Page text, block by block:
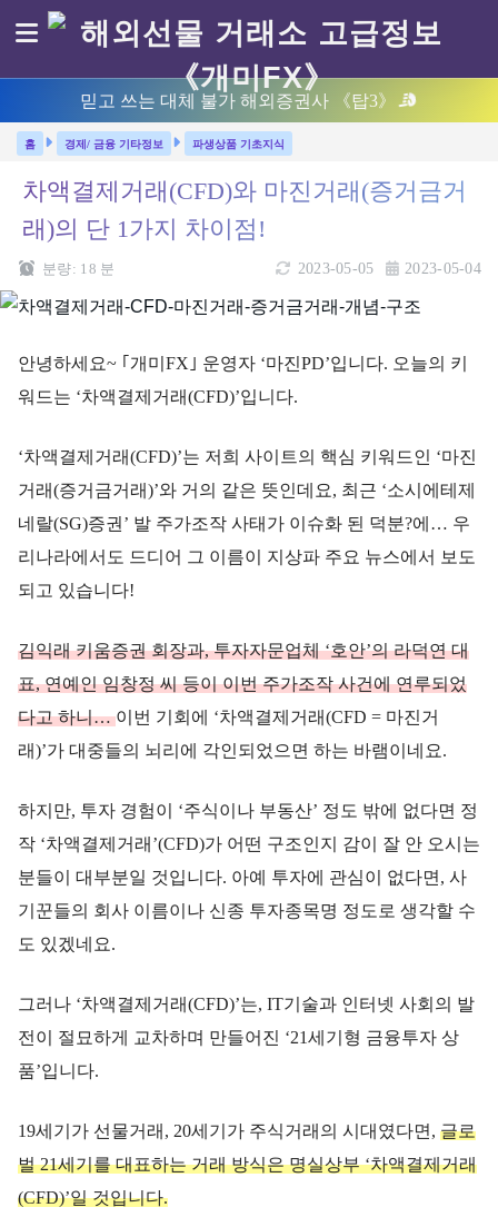
믿고 쓰는 대체 불가 해외증권사 《탑3》
경제/ 금융 기타정보 파생상품 기초지식
차액결제거래(CFD)와 마진거래(증거금거
래)의 단 1가지 차이점!
2023-05-04
2023-05-05
분량: 18 분
안녕하세요~ ｢개미FX｣ 운영자 ‘마진PD’입니다. 오늘의 키
워드는 ‘차액결제거래(CFD)’입니다.
‘차액결제거래(CFD)’는 저희 사이트의 핵심 키워드인 ‘마진
거래(증거금거래)’와 거의 같은 뜻인데요, 최근 ‘소시에테제
네랄(SG)증권’ 발 주가조작 사태가 이슈화 된 덕분?에… 우
리나라에서도 드디어 그 이름이 지상파 주요 뉴스에서 보도
되고 있습니다!
김익래 키움증권 회장과, 투자자문업체 ‘호안’의 라덕연 대
표, 연예인 임창정 씨 등이 이번 주가조작 사건에 연루되었
다고 하니…이번 기회에 ‘차액결제거래(CFD = 마진거
래)’가 대중들의 뇌리에 각인되었으면 하는 바램이네요.
하지만, 투자 경험이 ‘주식이나 부동산’ 정도 밖에 없다면 정
작 ‘차액결제거래’(CFD)가 어떤 구조인지 감이 잘 안 오시는
분들이 대부분일 것입니다. 아예 투자에 관심이 없다면, 사
기꾼들의 회사 이름이나 신종 투자종목명 정도로 생각할 수
도 있겠네요.
그러나 ‘차액결제거래(CFD)’는, IT기술과 인터넷 사회의 발
전이 절묘하게 교차하며 만들어진 ‘21세기형 금융투자 상
품’입니다.
19세기가 선물거래, 20세기가 주식거래의 시대였다면, 글로
벌 21세기를 대표하는 거래 방식은 명실상부 ‘차액결제거래
(CFD)’일 것입니다.